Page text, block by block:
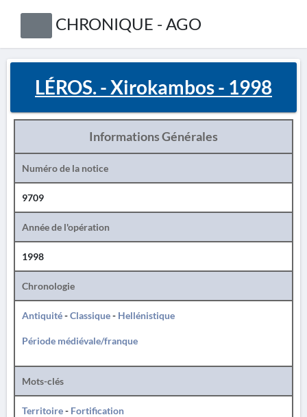
CHRONIQUE - AGO
LÉROS. - Xirokambos - 1998
Informations Générales
Numéro de la notice
9709
Année de l'opération
1998
Chronologie
Antiquité-Classique- Hellénistique
Période médiévale/franque
Mots-clés
Territoire- Fortification